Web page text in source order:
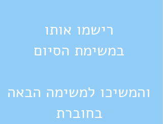
רישמו אותו
במשימת הסיום
והמשיכו למשימה הבאה
בחוברת